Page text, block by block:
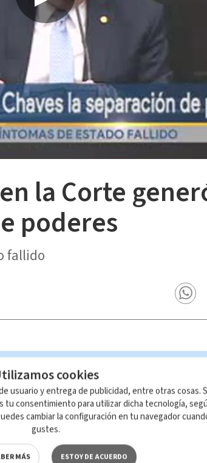
la Corte
poderes
fallido
propiedad de TELEDIARIO; su reproducción no
cookies
usuario y entrega de publicidad, entre otras cosas.
tu consentimiento para utilizar dicha tecnología,
cambiar la configuración en tu navegador
gustes.
MÁS ESTOY DE ACUERDO